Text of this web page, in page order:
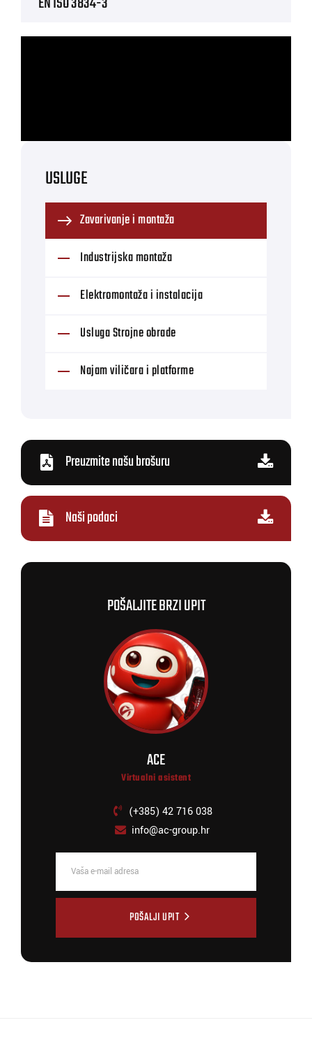
USLUGE
Zavarivanje i montaža
Industrijska montaža
Elektromontaža i instalacija
Usluga Strojne obrade
Najam viličara i platforme
Preuzmite našu brošuru
Naši podaci
POŠALJITE BRZI UPIT
ACE
Virtualni asistent
(+385) 42 716 038
info@ac-group.hr
POŠALJI UPIT